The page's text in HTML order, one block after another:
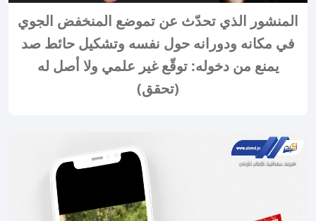
المنشور الذي تحدّث عن تموضع المنخفض الجوي
في مكانه ودورانه حول نفسه وتشكيل حائط صد
يمنع من دخوله: توقّع غير علمي ولا أصل له
(تحقق)